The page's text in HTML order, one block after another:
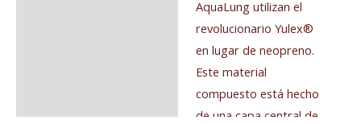
AquaLung utilizan el
revolucionario Yulex®
en lugar de neopreno.
Este material
compuesto está hecho
de una capa central de